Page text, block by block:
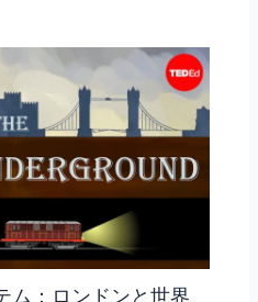
ム：ロンドンと世界